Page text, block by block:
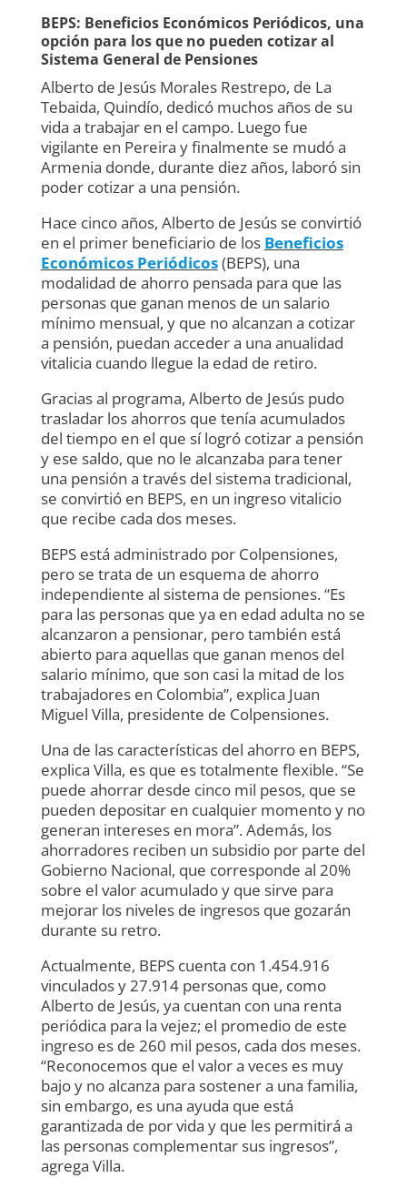
BEPS: Beneficios Económicos Periódicos, una
opción para los que no pueden cotizar al
Sistema General de Pensiones
Alberto de Jesús Morales Restrepo, de La
Tebaida, Quindío, dedicó muchos años de su
vida a trabajar en el campo. Luego fue
vigilante en Pereira y finalmente se mudó a
Armenia donde, durante diez años, laboró sin
poder cotizar a una pensión.
Hace cinco años, Alberto de Jesús se convirtió
en el primer beneficiario de los Beneficios
Económicos Periódicos(BEPS), una
modalidad de ahorro pensada para que las
personas que ganan menos de un salario
mínimo mensual, y que no alcanzan a cotizar
a pensión, puedan acceder a una anualidad
vitalicia cuando llegue la edad de retiro.
Gracias al programa, Alberto de Jesús pudo
trasladar los ahorros que tenía acumulados
del tiempo en el que sí logró cotizar a pensión
y ese saldo, que no le alcanzaba para tener
una pensión a través del sistema tradicional,
se convirtió en BEPS, en un ingreso vitalicio
que recibe cada dos meses.
BEPS está administrado por Colpensiones,
pero se trata de un esquema de ahorro
independiente al sistema de pensiones. “Es
para las personas que ya en edad adulta no se
alcanzaron a pensionar, pero también está
abierto para aquellas que ganan menos del
salario mínimo, que son casi la mitad de los
trabajadores en Colombia”, explica Juan
Miguel Villa, presidente de Colpensiones.
Una de las características del ahorro en BEPS,
explica Villa, es que es totalmente flexible. “Se
puede ahorrar desde cinco mil pesos, que se
pueden depositar en cualquier momento y no
generan intereses en mora”. Además, los
ahorradores reciben un subsidio por parte del
Gobierno Nacional, que corresponde al 20%
sobre el valor acumulado y que sirve para
mejorar los niveles de ingresos que gozarán
durante su retro.
Actualmente, BEPS cuenta con 1.454.916
vinculados y 27.914 personas que, como
Alberto de Jesús, ya cuentan con una renta
periódica para la vejez; el promedio de este
ingreso es de 260 mil pesos, cada dos meses.
“Reconocemos que el valor a veces es muy
bajo y no alcanza para sostener a una familia,
sin embargo, es una ayuda que está
garantizada de por vida y que les permitirá a
las personas complementar sus ingresos”,
agrega Villa.